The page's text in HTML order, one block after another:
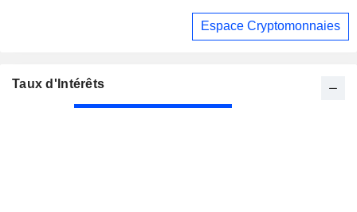
Espace Cryptomonnaies
Taux d'Intérêts